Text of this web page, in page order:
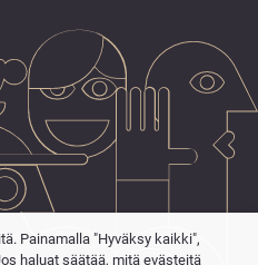
Painamalla "Hyväksy kaikki",
haluat säätää, mitä evästeitä